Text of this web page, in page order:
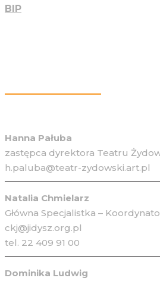
BIP
Hanna Pałuba
zastępca dyrektora Teatru
h.paluba@teatr-zydowski.art.pl
Natalia Chmielarz
Główna Specjalistka –
ckj@jidysz.org.pl
tel. 22 409 91 00
Dominika Ludwig